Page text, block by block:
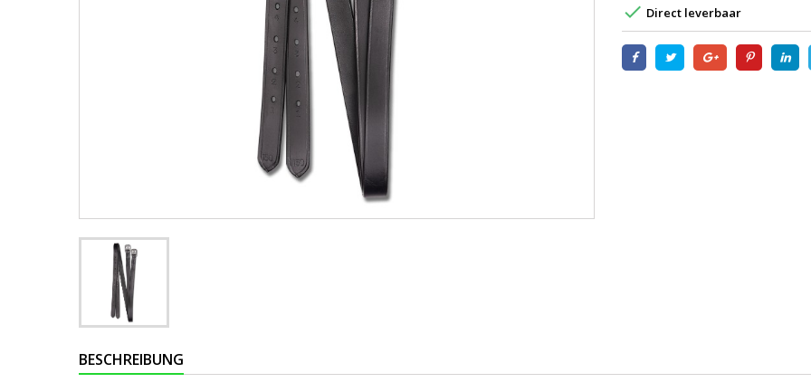
 Direct leverbaar
BESCHREIBUNG